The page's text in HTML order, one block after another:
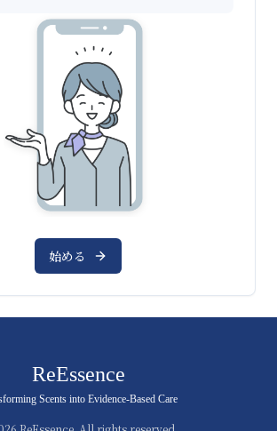
始める
ReEssence
Scents into Evidence-Based Care